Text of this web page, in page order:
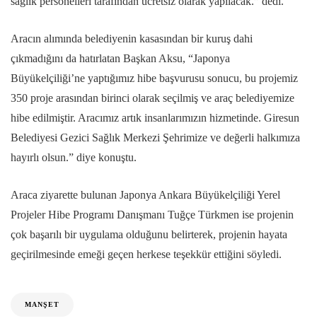
Aracın alımında belediyenin kasasından bir kuruş dahi
çıkmadığını da hatırlatan Başkan Aksu, “Japonya
Büyükelçiliği’ne yaptığımız hibe başvurusu sonucu, bu projemiz
350 proje arasından birinci olarak seçilmiş ve araç belediyemize
hibe edilmiştir. Aracımız artık insanlarımızın hizmetinde. Giresun
Belediyesi Gezici Sağlık Merkezi Şehrimize ve değerli halkımıza
hayırlı olsun.” diye konuştu.
Araca ziyarette bulunan Japonya Ankara Büyükelçiliği Yerel
Projeler Hibe Programı Danışmanı Tuğçe Türkmen ise projenin
çok başarılı bir uygulama olduğunu belirterek, projenin hayata
geçirilmesinde emeği geçen herkese teşekkür ettiğini söyledi.
MANŞET